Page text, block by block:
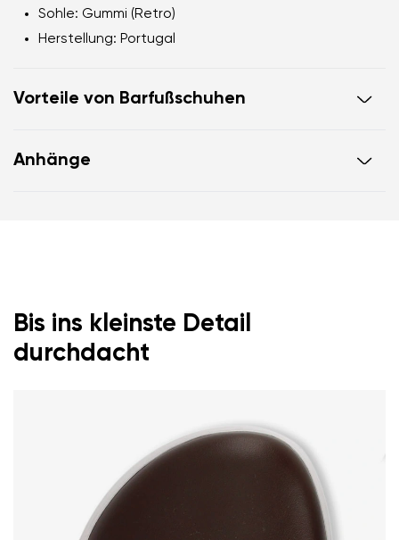
Sohle: Gummi (Retro)
Herstellung: Portugal
Vorteile von Barfußschuhen
Zero Drop: Fersen und Zehenbündigkeit für eine
Anhänge
Bis ins kleinste Detail
durchdacht